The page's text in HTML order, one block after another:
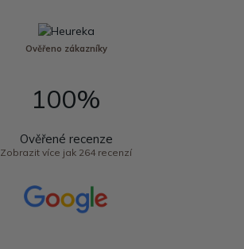
Ověřeno zákazníky
100%
Ověřené recenze
Zobrazit více jak 264 recenzí